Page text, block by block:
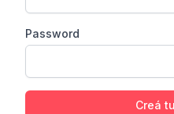
Password
Creá